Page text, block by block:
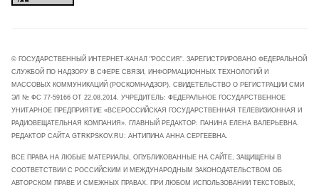
© ГОСУДАРСТВЕННЫЙ ИНТЕРНЕТ-КАНАЛ "РОССИЯ". ЗАРЕГИСТРИРОВАНО ФЕДЕРАЛЬНОЙ
СЛУЖБОЙ ПО НАДЗОРУ В СФЕРЕ СВЯЗИ, ИНФОРМАЦИОННЫХ ТЕХНОЛОГИЙ И
МАССОВЫХ КОММУНИКАЦИЙ (РОСКОМНАДЗОР). СВИДЕТЕЛЬСТВО О РЕГИСТРАЦИИ СМИ
ЭЛ № ФС 77-59166 ОТ 22.08.2014. УЧРЕДИТЕЛЬ: ФЕДЕРАЛЬНОЕ ГОСУДАРСТВЕННОЕ
УНИТАРНОЕ ПРЕДПРИЯТИЕ «ВСЕРОССИЙСКАЯ ГОСУДАРСТВЕННАЯ ТЕЛЕВИЗИОННАЯ И
РАДИОВЕЩАТЕЛЬНАЯ КОМПАНИЯ». ГЛАВНЫЙ РЕДАКТОР: ПАНИНА ЕЛЕНА ВАЛЕРЬЕВНА.
РЕДАКТОР САЙТА GTRKPSKOV.RU: АНТИПИНА АННА СЕРГЕЕВНА.
ВСЕ ПРАВА НА ЛЮБЫЕ МАТЕРИАЛЫ, ОПУБЛИКОВАННЫЕ НА САЙТЕ, ЗАЩИЩЕНЫ В
СООТВЕТСТВИИ С РОССИЙСКИМ И МЕЖДУНАРОДНЫМ ЗАКОНОДАТЕЛЬСТВОМ ОБ
АВТОРСКОМ ПРАВЕ И СМЕЖНЫХ ПРАВАХ. ПРИ ЛЮБОМ ИСПОЛЬЗОВАНИИ ТЕКСТОВЫХ,